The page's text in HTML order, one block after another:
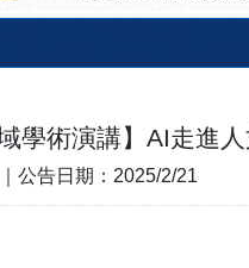
學術演講】AI走進
｜公告日期： 2025/2/21